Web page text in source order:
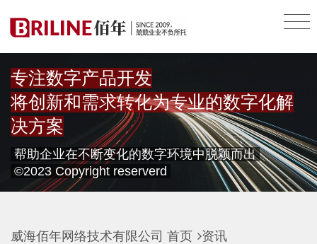
专注数字产品开发
将创新和需求转化为专业的数字化解
决方案
帮助企业在不断变化的数字环境中脱颖而出
©2023 Copyright reserverd
威海佰年网络技术有限公司 首页 资讯